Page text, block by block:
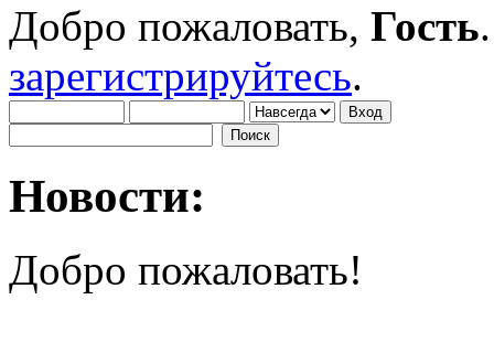
Добро пожаловать, Гость
зарегистрируйтесь.
Новости:
Добро пожаловать!